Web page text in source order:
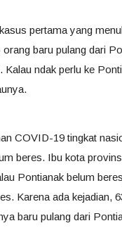
pertama yang
baru pulang dari
Kalau ndak perlu ke
COVID-19 tingkat
beres. Ibu kota
Pontianak belum
Karena ada kejadian,
baru pulang dari